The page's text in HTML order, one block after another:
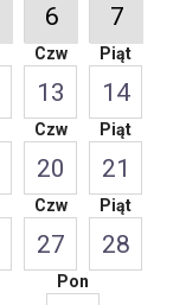
6 7
Czw
13
Piąt
14
Czw
20
Piąt
21
Czw
27
Piąt
28
Pon